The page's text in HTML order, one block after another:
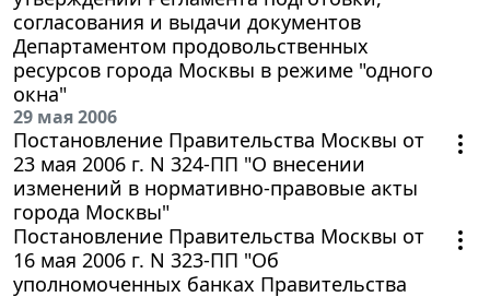
согласования и выдачи документов
Департаментом продовольственных
ресурсов города Москвы в режиме "одного
окна"
29 мая 2006
Постановление Правительства Москвы от
23 мая 2006 г. N 324-ПП "О внесении
изменений в нормативно-правовые акты
города Москвы"
Постановление Правительства Москвы от
16 мая 2006 г. N 323-ПП "Об
уполномоченных банках Правительства